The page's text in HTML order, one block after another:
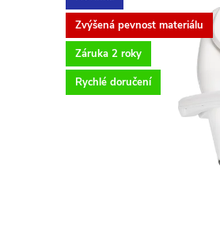
Zvýšená pevnost materiálu
Záruka 2 roky
Rychlé doručení